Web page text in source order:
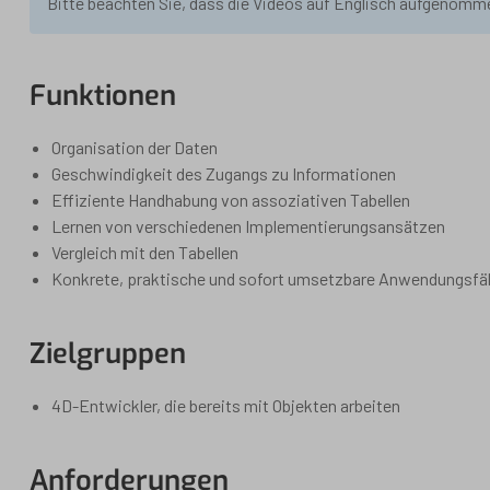
Funktionen
Organisation der Daten
Geschwindigkeit des Zugangs zu Informationen
Effiziente Handhabung von assoziativen Tabellen
Lernen von verschiedenen Implementierungsansätzen
Vergleich mit den Tabellen
Konkrete, praktische und sofort umsetzbare
Zielgruppen
4D-Entwickler, die bereits mit Objekten arbeiten
Anforderungen